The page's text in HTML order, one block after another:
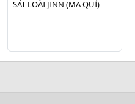
SÁT LOÀI JINN (MA QUỈ)